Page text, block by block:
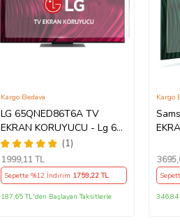
LG 65QNED86T6A TV
EKRAN KORUYUCU - Lg 65"
inç Ekran Koruyucu
(1)
Kargo Bedava
1999,11 TL
Sepette %12 İndirim 1759,22 TL
187,65 TL'den Başlayan Taksitlerle
Kargo
3695
346,84